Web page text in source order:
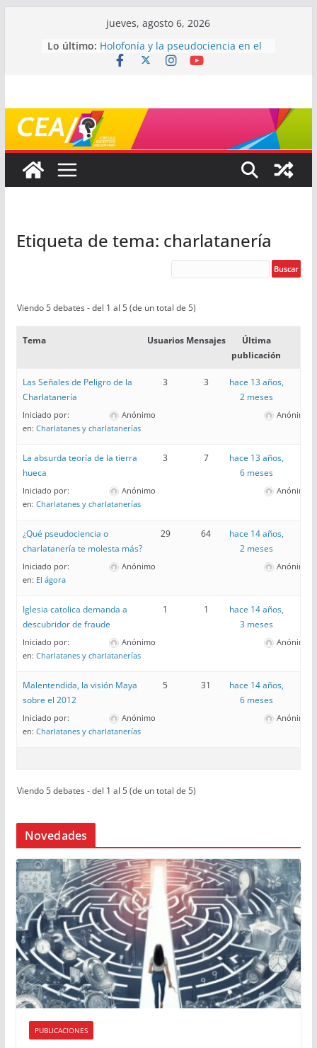
jueves, agosto 6, 2026
Lo último: Holofonía y la pseudociencia en el
audio
Mayéutica (o cómo debatir sin
terminar a los golpes)
Somos menos capaces de lo que
Etiqueta de tema: charlatanería
Viendo 5 debates - del 1 al 5 (de un total de 5)
Tema Usuarios Mensajes
Última
publicación
Las Señales de Peligro de la
Charlatanería
Iniciado por:
Anónimo
en: Charlatanes y charlatanerías
3 3
hace 13 años,
2 meses
Anónimo
La absurda teoría de la tierra
hueca
Iniciado por:
Anónimo
en: Charlatanes y charlatanerías
3 7
hace 13 años,
6 meses
Anónimo
¿Qué pseudociencia o
charlatanería te molesta más?
Iniciado por:
Anónimo
en: El ágora
29 64
hace 14 años,
2 meses
Anónimo
Iglesia catolica demanda a
descubridor de fraude
Iniciado por:
Anónimo
en: Charlatanes y charlatanerías
1 1
hace 14 años,
3 meses
Anónimo
Malentendida, la visión Maya
sobre el 2012
Iniciado por:
Anónimo
en: Charlatanes y charlatanerías
5 31
hace 14 años,
6 meses
Anónimo
Viendo 5 debates - del 1 al 5 (de un total de 5)
Novedades
PUBLICACIONES